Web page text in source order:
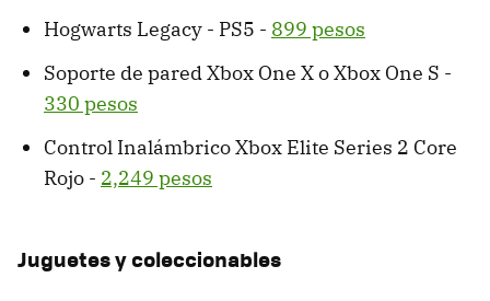
Hogwarts Legacy - PS5 - 899 pesos
Soporte de pared Xbox One X o Xbox One S -
330 pesos
Control Inalámbrico Xbox Elite Series 2 Core
Rojo - 2,249 pesos
Juguetes y coleccionables